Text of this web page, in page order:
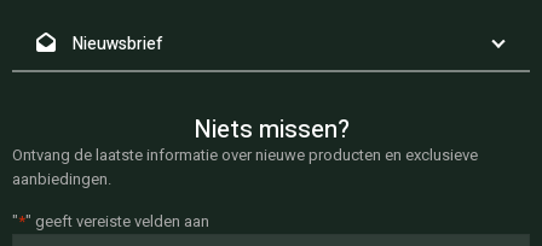
Nieuwsbrief
Niets missen?
Ontvang de laatste informatie over nieuwe producten en exclusieve
aanbiedingen.
"*" geeft vereiste velden aan